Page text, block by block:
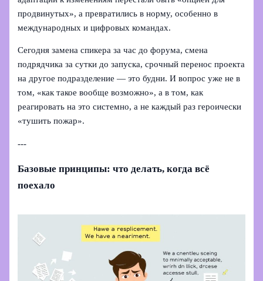
продвинутых», а превратились в норму, особенно в
международных и цифровых командах.
Сегодня замена спикера за час до форума, смена
подрядчика за сутки до запуска, срочный перенос проекта
на другое подразделение — это будни. И вопрос уже не в
том, «как такое вообще возможно», а в том, как
реагировать на это системно, а не каждый раз героически
«тушить пожар».
---
Базовые принципы: что делать, когда всё
поехало